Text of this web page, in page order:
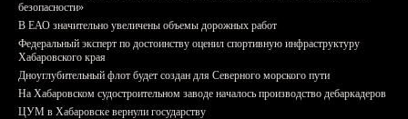
безопасности»
В ЕАО значительно увеличены объемы дорожных работ
Федеральный эксперт по достоинству оценил спортивную инфраструктуру
Хабаровского края
Дноуглубительный флот будет создан для Северного морского пути
На Хабаровском судостроительном заводе началось производство дебаркадеров
ЦУМ в Хабаровске вернули государству